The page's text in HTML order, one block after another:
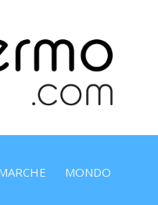
MONDO